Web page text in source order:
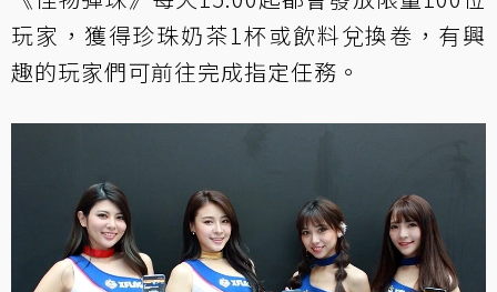
玩家，獲得珍珠奶茶1杯或飲料兌換卷，有興
趣的玩家們可前往完成指定任務。